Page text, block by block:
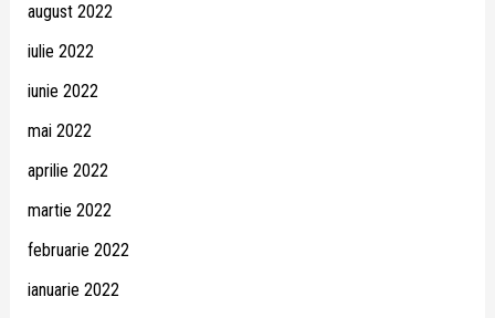
august 2022
iulie 2022
iunie 2022
mai 2022
aprilie 2022
martie 2022
februarie 2022
ianuarie 2022